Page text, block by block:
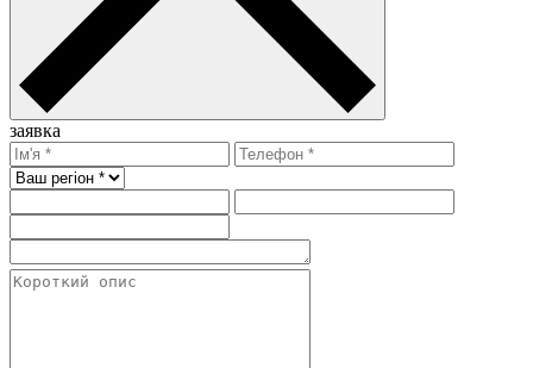
заявка